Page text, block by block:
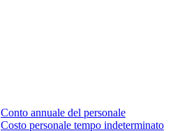
Conto annuale del personale
Costo personale tempo indeterminato